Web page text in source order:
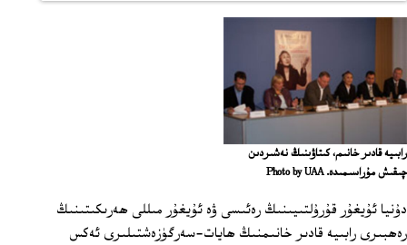
رابىيە قادىر خانىم، كىتاۋىنىڭ نەشىردىن
چىقىش مۇراسىمىدە. Photo by UAA
دۇنيا ئۇيغۇر قۇرۇلتىيىنىڭ رەئىسى ۋە ئۇيغۇر مىللى ھەرىكىتىنىڭ
رەھبىرى رابىيە قادىر خانىمنىڭ ھايات-سەرگۈزەشتىلىرى ئەكس